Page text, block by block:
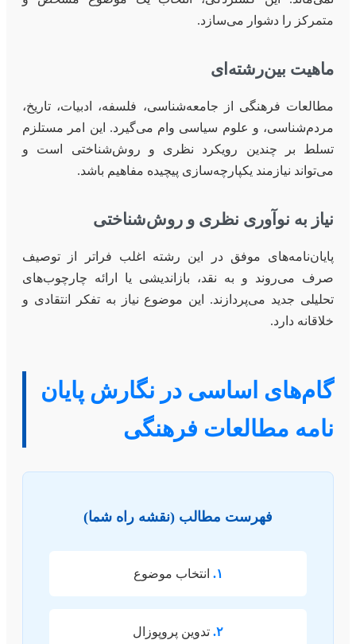
متمرکز را دشوار می‌سازد.
ماهیت بین‌رشته‌ای
مطالعات فرهنگی از جامعه‌شناسی، فلسفه، ادبیات، تاریخ،
مردم‌شناسی، و علوم سیاسی وام می‌گیرد. این امر مستلزم
تسلط بر چندین رویکرد نظری و روش‌شناختی است و
می‌تواند نیازمند یکپارچه‌سازی پیچیده مفاهیم باشد.
نیاز به نوآوری نظری و روش‌شناختی
پایان‌نامه‌های موفق در این رشته اغلب فراتر از توصیف
صرف می‌روند و به نقد، بازاندیشی یا ارائه چارچوب‌های
تحلیلی جدید می‌پردازند. این موضوع نیاز به تفکر انتقادی و
خلاقانه دارد.
گام‌های اساسی در نگارش پایان
نامه مطالعات فرهنگی
فهرست مطالب (نقشه راه شما)
۱. انتخاب موضوع
۲. تدوین پروپوزال